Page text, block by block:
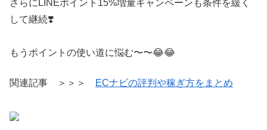
さらにLINEポイント15%増量キャンペーンも条件を緩く
して継続❣️
もうポイントの使い道に悩む〜〜😂😂
関連記事 ＞＞＞ ECナビの評判や稼ぎ方をまとめ